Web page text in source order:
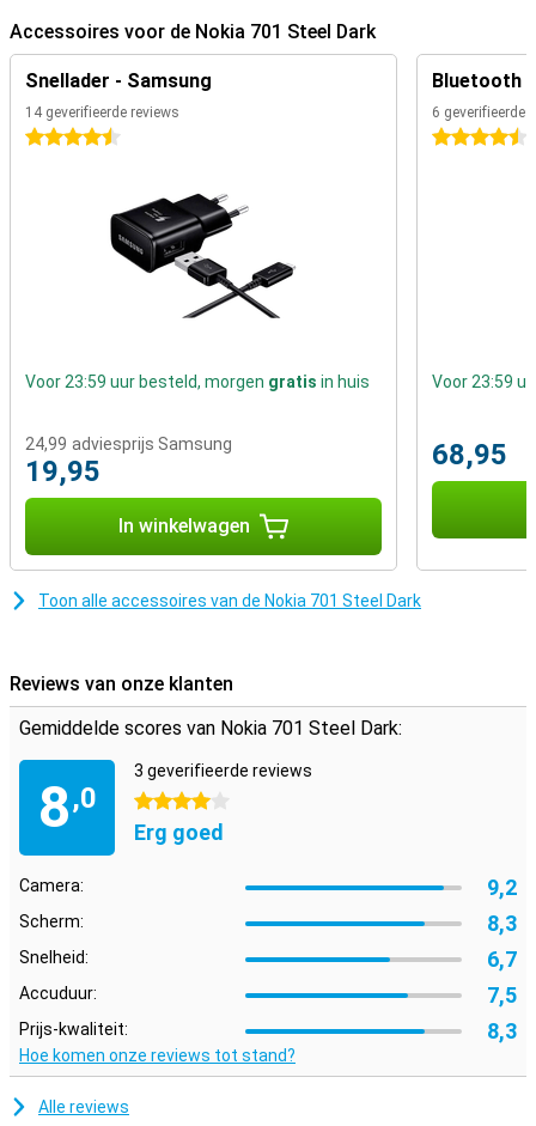
Accessoires voor de Nokia 701 Steel Dark
Snellader - Samsung
14 geverifieerde reviews
4.5 sterren
Voor 23:59 uur besteld, morgen gratis in huis
24,99 adviesprijs Samsung
19,95
In winkelwagen
Bluetooth
6 geverifieerde
4.5 sterren
Voor 23:59
68,95
Toon alle accessoires van de Nokia 701 Steel Dark
Reviews van onze klanten
Gemiddelde scores van Nokia 701 Steel Dark:
8,0
3 geverifieerde reviews
4 sterren
Erg goed
Camera: 9,2
Scherm: 8,3
Snelheid: 6,7
Accuduur: 7,5
Prijs-kwaliteit: 8,3
Hoe komen onze reviews tot stand?
Alle reviews